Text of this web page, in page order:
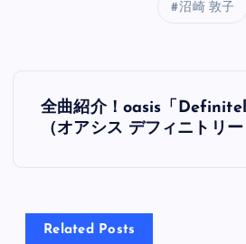
沼崎 敦子
投
ビ
全曲紹介！oasis「
（オアシス デフィニトリー
Related Posts